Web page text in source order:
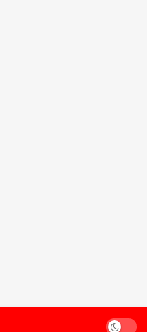
Dark